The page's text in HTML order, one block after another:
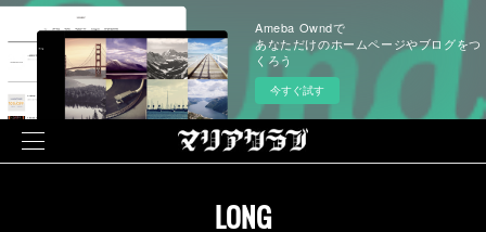
Ameba Owndで
あなただけのホームページやブログをつ
くろう
今すぐ試す
LONG